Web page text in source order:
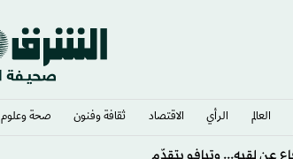
العالم الرأي الاقتصاد ثقافة وفنون صحة وعلوم